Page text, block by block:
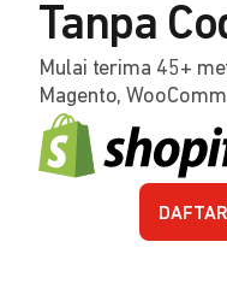
Tanpa
Mulai terima 45+
Magento,